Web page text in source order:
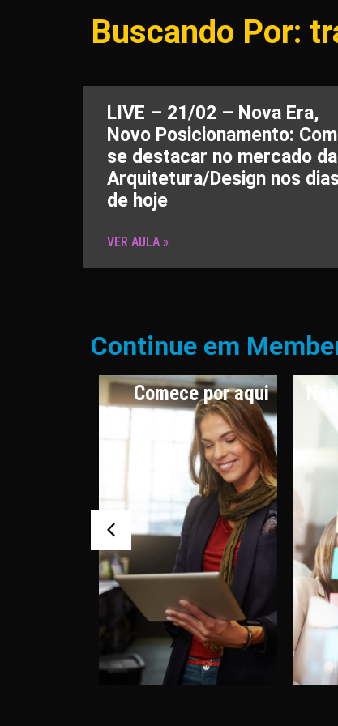
Buscando Por:
LIVE – 21/02 – Nova Era,
Novo Posicionamento:
se destacar no mercado da
Arquitetura/Design nos
de hoje
VER AULA »
Continue em
Comece por aqui